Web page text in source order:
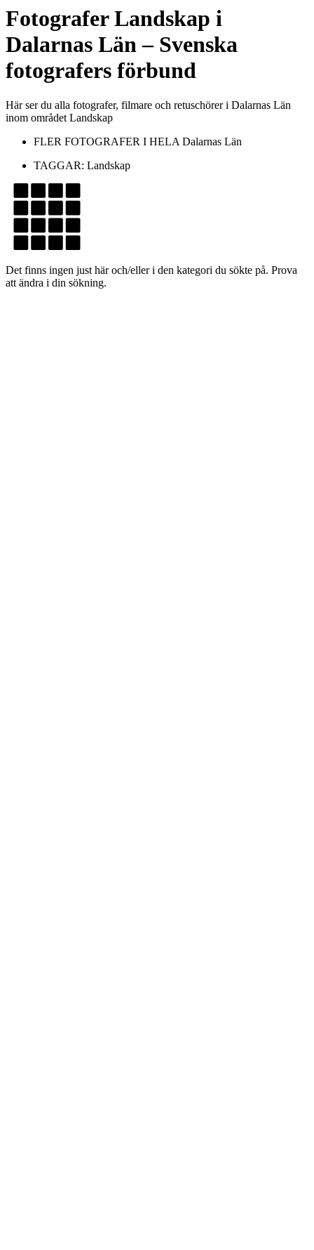
FotograferLandskap i
Dalarnas Län– Svenska
fotografers förbund
Här ser du alla fotografer, filmare och retuschörer i Dalarnas Län
inom området Landskap
FLER FOTOGRAFER I HELA Dalarnas Län
TAGGAR: Landskap
Det finns ingen just här och/eller i den kategori du sökte på. Prova
att ändra i din sökning.